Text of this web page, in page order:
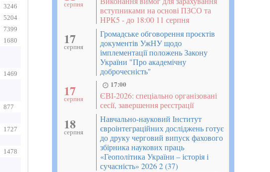
3246
5204
7399
1680
1469
877
1727
1478
серпня
вступниками на основі ПЗСО та
НРК5 - до 18:00 11 серпня
17
серпня
Громадське обговорення проєктів
документів УжНУ щодо
імплементації положень Закону
України "Про академічну
доброчесність"
17
серпня
17:00
ЄВІ-2026: спеціально організовані
сесії, завершення реєстрації
18
серпня
Навчально-науковий Інститут
євроінтеграційних досліджень готує
до друку черговий випуск фахового
збірника наукових праць
«Геополітика України – історія і
сучасність» 2026 2 (37)